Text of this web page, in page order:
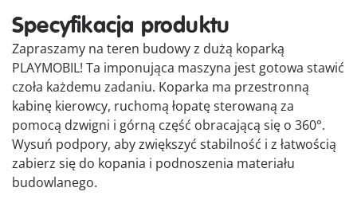
Specyfikacja produktu
Zapraszamy na teren budowy z dużą koparką
PLAYMOBIL! Ta imponująca maszyna jest gotowa stawić
czoła każdemu zadaniu. Koparka ma przestronną
kabinę kierowcy, ruchomą łopatę sterowaną za
pomocą dzwigni i górną część obracającą się o 360°.
Wysuń podpory, aby zwiększyć stabilność i z łatwością
zabierz się do kopania i podnoszenia materiału
budowlanego.